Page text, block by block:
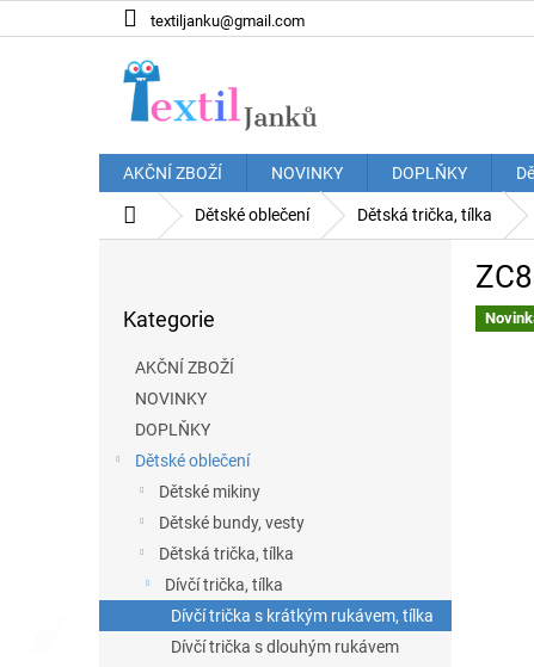
na
textiljanku@gmail.com
AKČNÍ ZBOŽÍ NOVINKY DOPLŇKY
Domů Dětské oblečení Dětská trička, tílka
l
kategorie
Kategorie
AKČNÍ ZBOŽÍ
NOVINKY
DOPLŇKY
Dětské oblečení
Dětské mikiny
Dětské bundy, vesty
Dětská trička, tílka
Dívčí trička, tílka
Dívčí trička s krátkým rukávem, tílka
Dívčí trička s dlouhým rukávem